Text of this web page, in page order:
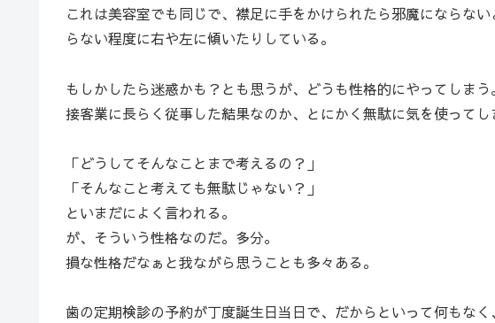
これは美容室でも同じで、襟足に手をかけられたら邪魔にならな
らない程度に右や左に傾いたりしている。
もしかしたら迷惑かも？とも思うが、どうも性格的にやってしまう。
接客業に長らく従事した結果なのか、とにかく無駄に気を使ってし
「どうしてそんなことまで考えるの？」
「そんなこと考えても無駄じゃない？」
といまだによく言われる。
が、そういう性格なのだ。多分。
損な性格だなぁと我ながら思うことも多々ある。
歯の定期検診の予約が丁度誕生日当日で、だからといって何もな